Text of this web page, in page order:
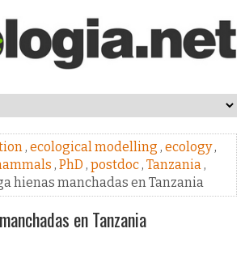
, ecological modelling , ecology,
, PhD , postdoc, Tanzania,
hienas manchadas en Tanzania
en Tanzania